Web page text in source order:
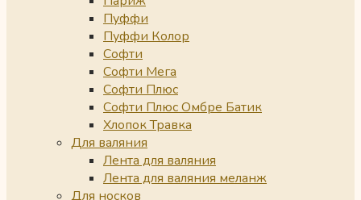
Пуффи
Пуффи Колор
Софти
Софти Мега
Софти Плюс
Софти Плюс Омбре Батик
Хлопок Травка
Для валяния
Лента для валяния
Лента для валяния меланж
Для носков